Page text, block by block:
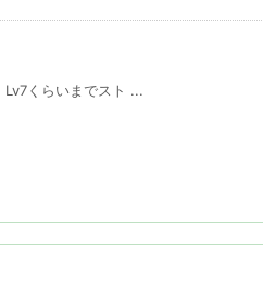
くらいまでスト ...